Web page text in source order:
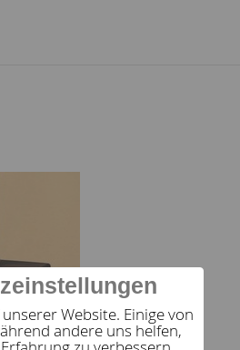
Website. Einige von
andere uns helfen,